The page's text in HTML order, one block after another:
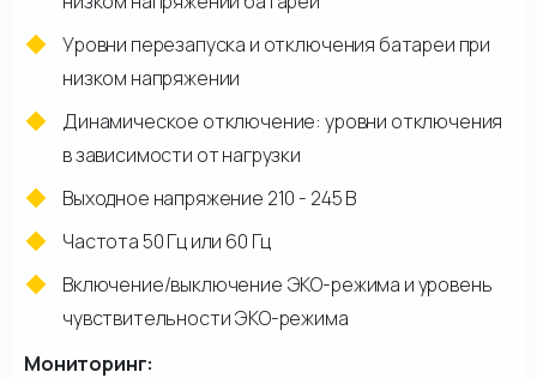
Уровни перезапуска и отключения батареи при
низком напряжении
Динамическое отключение: уровни отключения
в зависимости от нагрузки
Выходное напряжение 210 - 245 В
Частота 50 Гц или 60 Гц
Включение/выключение ЭКО-режима и уровень
чувствительности ЭКО-режима
Мониторинг: